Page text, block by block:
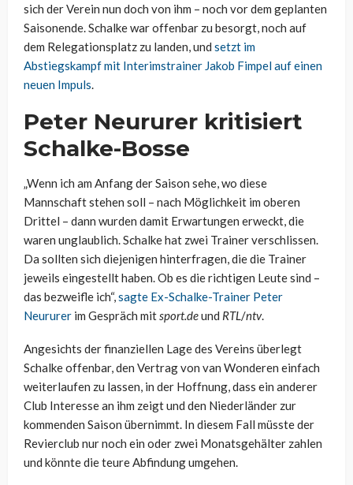
sich der Verein nun doch von ihm – noch vor dem geplanten
Saisonende. Schalke war offenbar zu besorgt, noch auf
dem Relegationsplatz zu landen, und setzt im
Abstiegskampf mit Interimstrainer Jakob Fimpel auf einen
neuen Impuls.
Peter Neururer kritisiert
Schalke-Bosse
„Wenn ich am Anfang der Saison sehe, wo diese
Mannschaft stehen soll – nach Möglichkeit im oberen
Drittel – dann wurden damit Erwartungen erweckt, die
waren unglaublich. Schalke hat zwei Trainer verschlissen.
Da sollten sich diejenigen hinterfragen, die die Trainer
jeweils eingestellt haben. Ob es die richtigen Leute sind –
das bezweifle ich“,sagte Ex-Schalke-Trainer Peter
Neururer im Gespräch mitsport.deund RTL/ntv.
Angesichts der finanziellen Lage des Vereins überlegt
Schalke offenbar, den Vertrag von van Wonderen einfach
weiterlaufen zu lassen, in der Hoffnung, dass ein anderer
Club Interesse an ihm zeigt und den Niederländer zur
kommenden Saison übernimmt. In diesem Fall müsste der
Revierclub nur noch ein oder zwei Monatsgehälter zahlen
und könnte die teure Abfindung umgehen.